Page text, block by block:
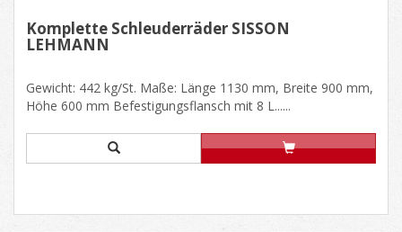
Komplette Schleuderräder SISSON
LEHMANN
Gewicht: 442 kg/St. Maße: Länge 1130 mm, Breite 900 mm,
Höhe 600 mm Befestigungsflansch mit 8 L......